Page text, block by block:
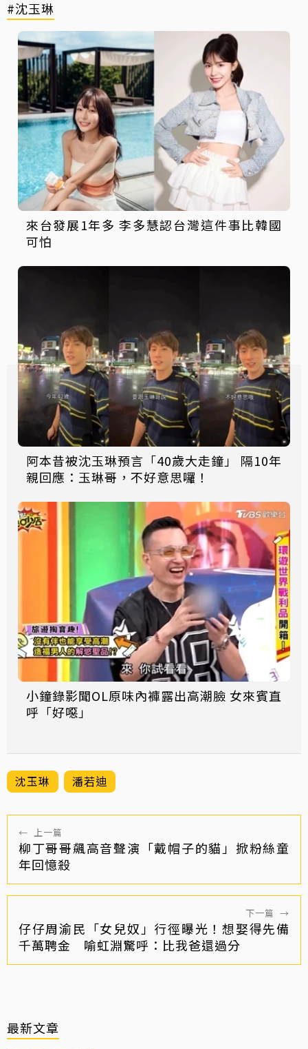
#沈玉琳
來台發展1年多 李多慧認台灣這件事比韓國
可怕
阿本昔被沈玉琳預言「40歲大走鐘」 隔10年
親回應：玉琳哥，不好意思囉！
小鐘錄影聞OL原味內褲露出高潮臉 女來賓直
呼「好噁」
沈玉琳 潘若迪
← 上一篇
柳丁哥哥飆高音聲演「戴帽子的貓」掀粉絲童
年回憶殺
下一篇 →
仔仔周渝民「女兒奴」行徑曝光！想娶得先備
千萬聘金 喻虹淵驚呼：比我爸還過分
最新文章